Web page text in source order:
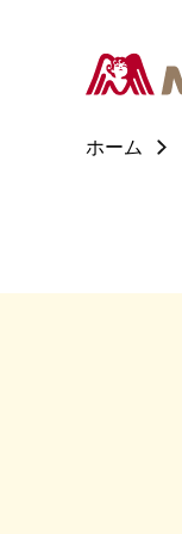
ホーム